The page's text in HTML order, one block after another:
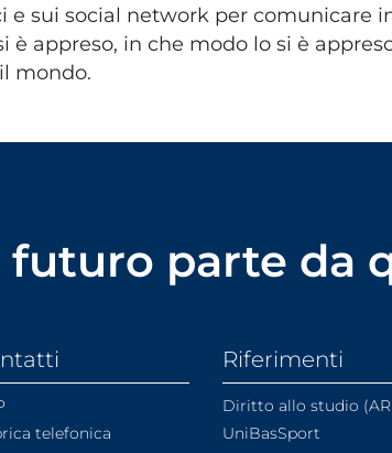
e sui social network per comunicare
appreso, in che modo lo si è
mondo.
parte da
telefonica
Riferimenti
Diritto allo studio
UniBasSport